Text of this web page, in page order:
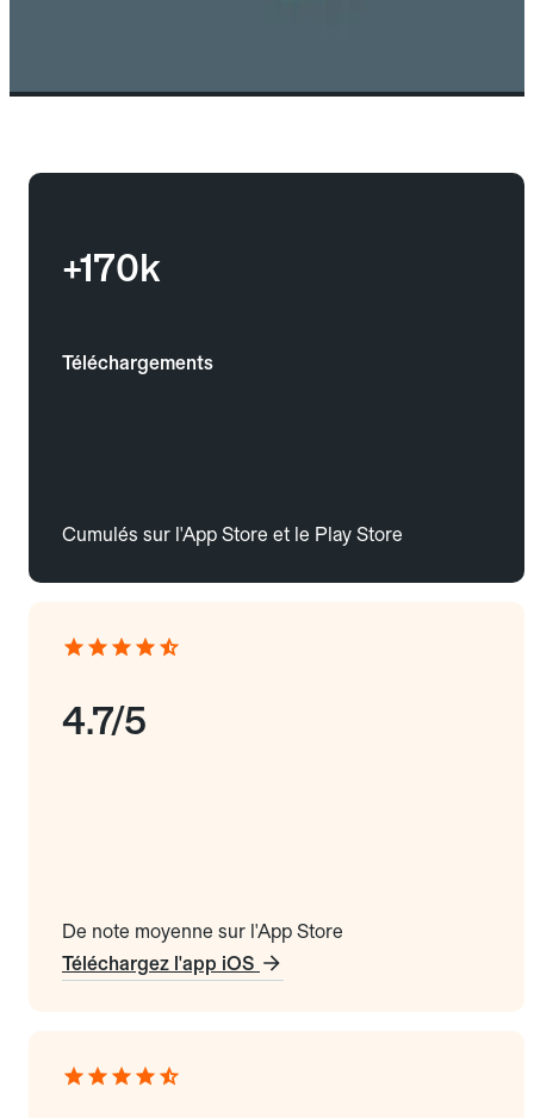
+170k
Téléchargements
Cumulés sur l'App Store et le Play Store
4.7/5
De note moyenne sur l'App Store
Téléchargez l'app iOS